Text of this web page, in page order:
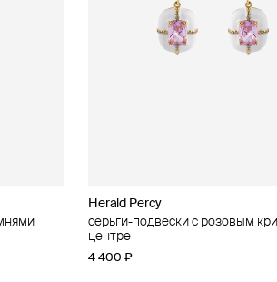
Herald Percy
серьги-подвески с розовым
центре
4 400 ₽